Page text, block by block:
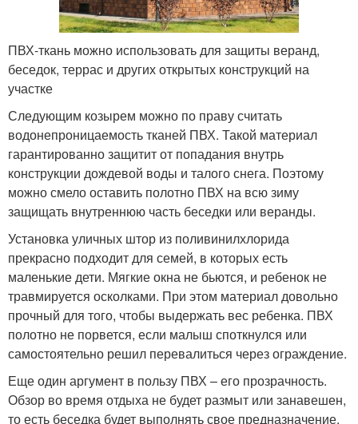
ПВХ-ткань можно использовать для защиты веранд,
беседок, террас и других открытых конструкций на
участке
Следующим козырем можно по праву считать
водонепроницаемость тканей ПВХ. Такой материал
гарантированно защитит от попадания внутрь
конструкции дождевой воды и талого снега. Поэтому
можно смело оставить полотно ПВХ на всю зиму
защищать внутреннюю часть беседки или веранды.
Установка уличных штор из поливинилхлорида
прекрасно подходит для семей, в которых есть
маленькие дети. Мягкие окна не бьются, и ребенок не
травмируется осколками. При этом материал довольно
прочный для того, чтобы выдержать вес ребенка. ПВХ
полотно не порвется, если малыш споткнулся или
самостоятельно решил перевалиться через ограждение.
Еще один аргумент в пользу ПВХ – его прозрачность.
Обзор во время отдыха не будет размыт или занавешен,
то есть беседка будет выполнять свое предназначение.